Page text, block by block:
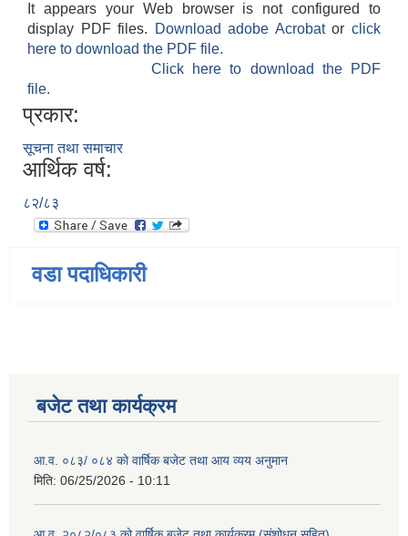
It appears your Web browser is not configured to
display PDF files.
Download adobe Acrobatorclick
here to download the PDF file.
Click here to download the PDF
file.
प्रकार:
सूचना तथा समाचार
आर्थिक वर्ष:
८२/८३
वडा पदाधिकारी
बजेट तथा कार्यक्रम
आ.व. ०८३/ ०८४ को वार्षिक बजेट तथा आय व्यय अनुमान
मिति: 06/25/2026 - 10:11